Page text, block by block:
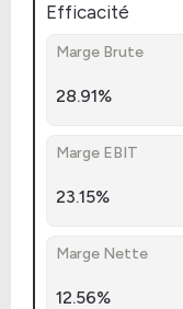
Efficacité
Marge Brute
28.91%
Marge EBIT
23.15%
Marge Nette
12.56%